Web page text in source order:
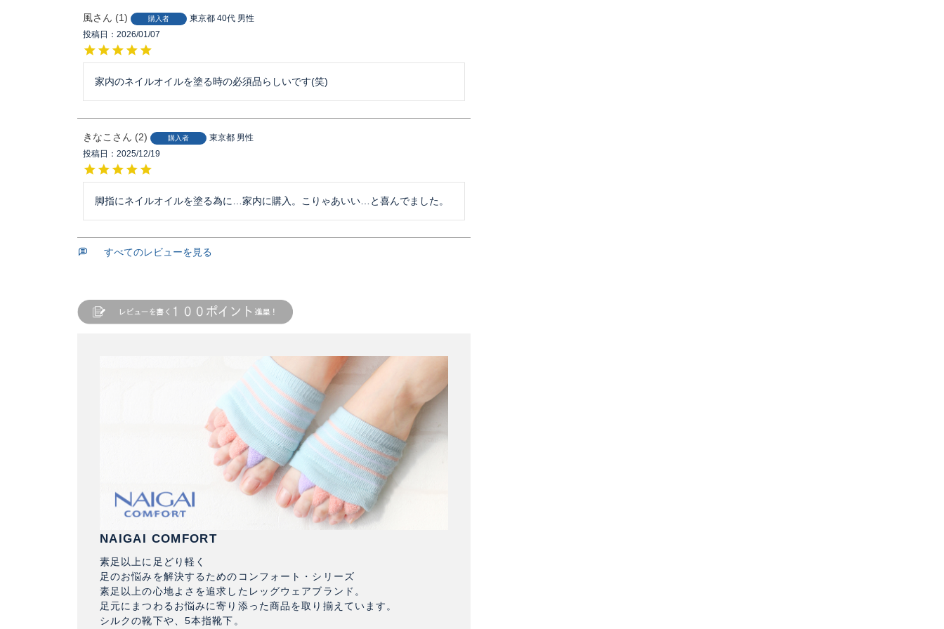
風 1 購入者 東京都 40代 男性
投稿日
2026/01/07
家内のネイルオイルを塗る時の必須品らしいです(笑)
きなこ 2 購入者 東京都 男性
投稿日
2025/12/19
脚指にネイルオイルを塗る為に…家内に購入。こりゃあいい…と喜んでました。
すべてのレビューを見る
NAIGAI COMFORT
素足以上に足どり軽く
足のお悩みを解決するためのコンフォート・シリーズ
素足以上の心地よさを追求したレッグウェアブランド。
足元にまつわるお悩みに寄り添った商品を取り揃えています。
シルクの靴下や、5本指靴下。